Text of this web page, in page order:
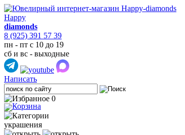
Happy
diamonds
8 (925) 391 57 39
пн - пт с 10 до 19
сб и вс - выходные
Написать
0
украшения